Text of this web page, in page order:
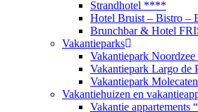
Strandhotel ****
Hotel Bruist – Bistro –
Brunchbar & Hotel
Vakantieparks
Vakantiepark
Vakantiepark Largo de
Vakantiepark
Vakantiehuizen en
Vakantie